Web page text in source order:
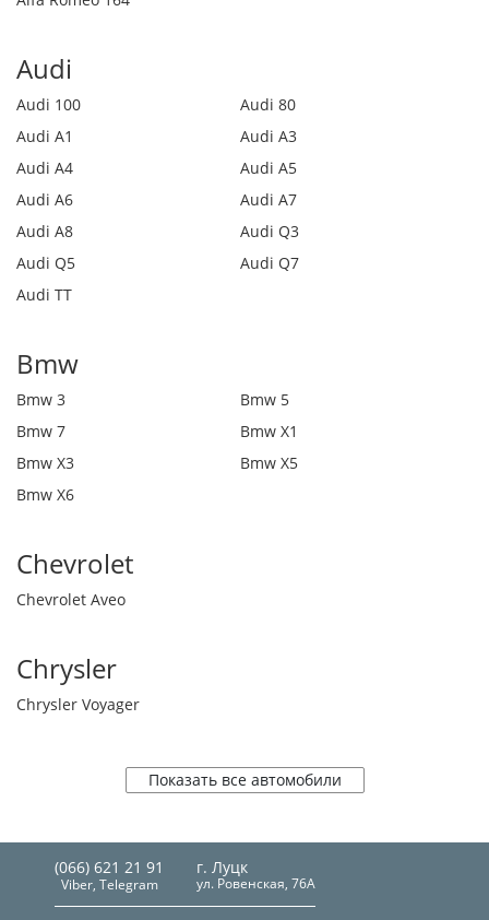
Audi
Audi 100
Audi 80
Audi A1
Audi A3
Audi A4
Audi A5
Audi A6
Audi A7
Audi A8
Audi Q3
Audi Q5
Audi Q7
Audi TT
Bmw
Bmw 3
Bmw 5
Bmw 7
Bmw X1
Bmw X3
Bmw X5
Bmw X6
Chevrolet
Chevrolet Aveo
Chrysler
Chrysler Voyager
Показать все автомобили
(066) 621 21 91
Viber, Telegram
г. Луцк
ул. Ровенская, 76А